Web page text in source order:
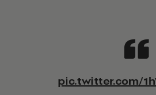
pic.twitter.com/